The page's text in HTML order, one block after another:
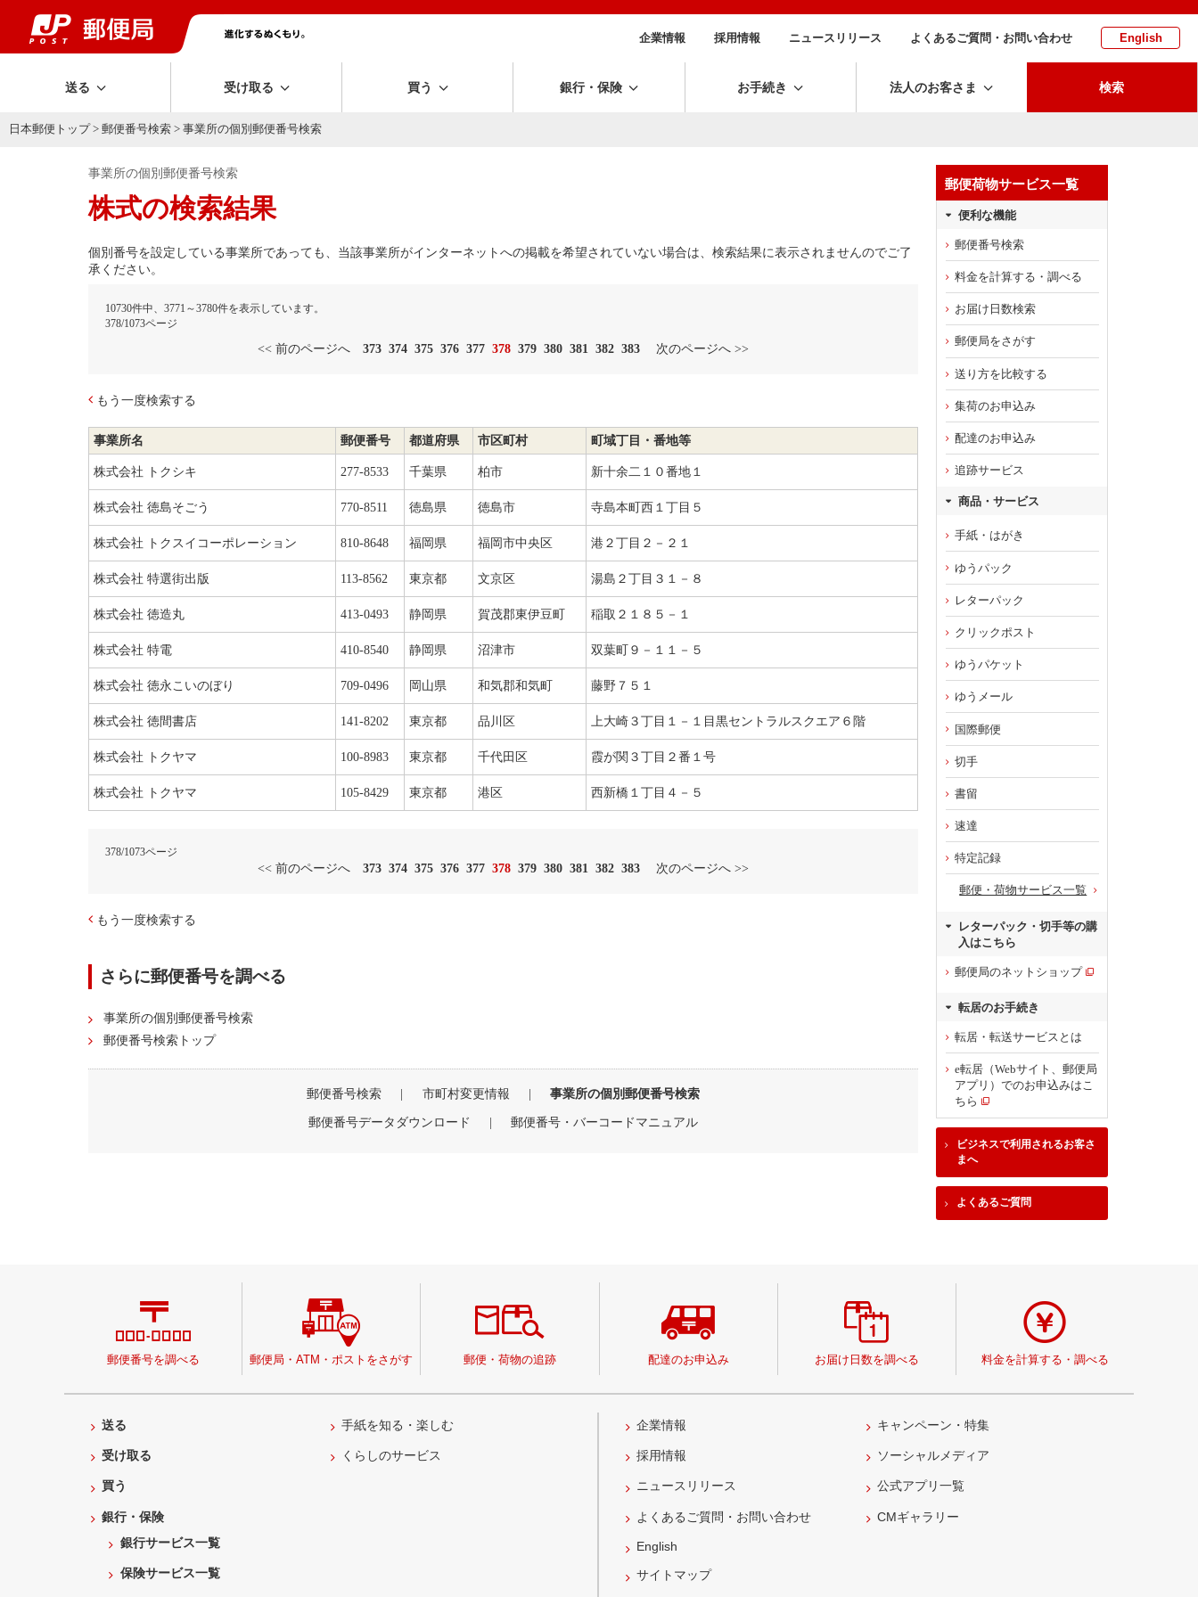
企業情報 採用情報 ニュースリリース よくあるご質問・お問い合わせ English
送る 受け取る 買う 銀行・保険 お手続き 法人のお客さま 検索
日本郵便トップ>郵便番号検索 > 事業所の個別郵便番号検索
事業所の個別郵便番号検索
株式の検索結果
個別番号を設定している事業所であっても、当該事業所がインターネットへの掲載を希望されていない場合は、検索結果に表示されませんのでご了
承ください。
10730件中、3771～3780件を表示しています。
378/1073ページ
<< 前のページへ 373 374 375 376 377 378 379 380 381 382 383 次のページへ >>
もう一度検索する
事業所名 郵便番号 都道府県 市区町村 町域丁目・番地等
株式会社 トクシキ 277-8533 千葉県 柏市 新十余二１０番地１
株式会社 徳島そごう 770-8511 徳島県 徳島市 寺島本町西１丁目５
株式会社 トクスイコーポレーション 810-8648 福岡県 福岡市中央区 港２丁目２－２１
株式会社 特選街出版 113-8562 東京都 文京区 湯島２丁目３１－８
株式会社 徳造丸 413-0493 静岡県 賀茂郡東伊豆町 稲取２１８５－１
株式会社 特電 410-8540 静岡県 沼津市 双葉町９－１１－５
株式会社 徳永こいのぼり 709-0496 岡山県 和気郡和気町 藤野７５１
株式会社 徳間書店 141-8202 東京都 品川区 上大崎３丁目１－１目黒セントラルスクエア６階
株式会社 トクヤマ 100-8983 東京都 千代田区 霞が関３丁目２番１号
株式会社 トクヤマ 105-8429 東京都 港区 西新橋１丁目４－５
378/1073ページ
<< 前のページへ 373 374 375 376 377 378 379 380 381 382 383 次のページへ >>
もう一度検索する
さらに郵便番号を調べる
事業所の個別郵便番号検索
郵便番号検索トップ
郵便番号検索 | 市町村変更情報 | 事業所の個別郵便番号検索
郵便番号データダウンロード | 郵便番号・バーコードマニュアル
郵便荷物サービス一覧
便利な機能
郵便番号検索
料金を計算する・調べる
お届け日数検索
郵便局をさがす
送り方を比較する
集荷のお申込み
配達のお申込み
追跡サービス
商品・サービス
手紙・はがき
ゆうパック
レターパック
クリックポスト
ゆうパケット
ゆうメール
国際郵便
切手
書留
速達
特定記録
郵便・荷物サービス一覧
レターパック・切手等の購
入はこちら
郵便局のネットショップ
転居のお手続き
転居・転送サービスとは
e転居（Webサイト、郵便局
アプリ）でのお申込みはこ
ちら
ビジネスで利用されるお客さ
まへ
よくあるご質問
郵便番号を調べる 郵便局・ATM・ポストをさがす 郵便・荷物の追跡 配達のお申込み お届け日数を調べる 料金を計算する・調べる
送る
受け取る
買う
銀行・保険
銀行サービス一覧
保険サービス一覧
手紙を知る・楽しむ
くらしのサービス
企業情報
採用情報
ニュースリリース
よくあるご質問・お問い合わせ
English
サイトマップ
キャンペーン・特集
ソーシャルメディア
公式アプリ一覧
CMギャラリー